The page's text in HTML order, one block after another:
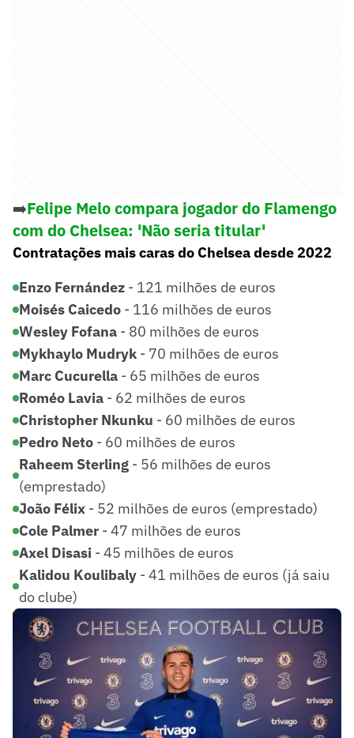
➡️Felipe Melo compara jogador do Flamengo
com do Chelsea: 'Não seria titular'
Contratações mais caras do Chelsea desde 2022
Enzo Fernández - 121 milhões de euros
Moisés Caicedo - 116 milhões de euros
Wesley Fofana - 80 milhões de euros
Mykhaylo Mudryk - 70 milhões de euros
Marc Cucurella - 65 milhões de euros
Roméo Lavia - 62 milhões de euros
Christopher Nkunku - 60 milhões de euros
Pedro Neto - 60 milhões de euros
Raheem Sterling - 56 milhões de euros
(emprestado)
João Félix - 52 milhões de euros (emprestado)
Cole Palmer - 47 milhões de euros
Axel Disasi - 45 milhões de euros
Kalidou Koulibaly - 41 milhões de euros (já saiu
do clube)